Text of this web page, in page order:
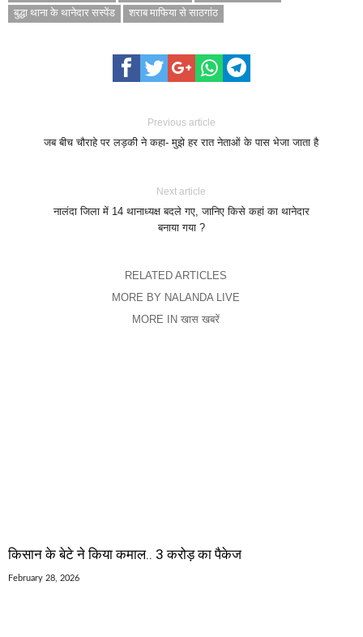
बुद्धा थाना के थानेदार सस्पेंड शराब माफिया से साठगांठ
Previous article
जब बीच चौराहे पर लड़की ने कहा- मुझे हर रात नेताओं के पास भेजा जाता है
Next article
नालंदा जिला में 14 थानाध्यक्ष बदले गए, जानिए किसे कहां का थानेदार
बनाया गया ?
RELATED ARTICLES
MORE BY NALANDA LIVE
MORE IN खास खबरें
किसान के बेटे ने किया कमाल.. 3 करोड़ का पैकेज
February 28, 2026